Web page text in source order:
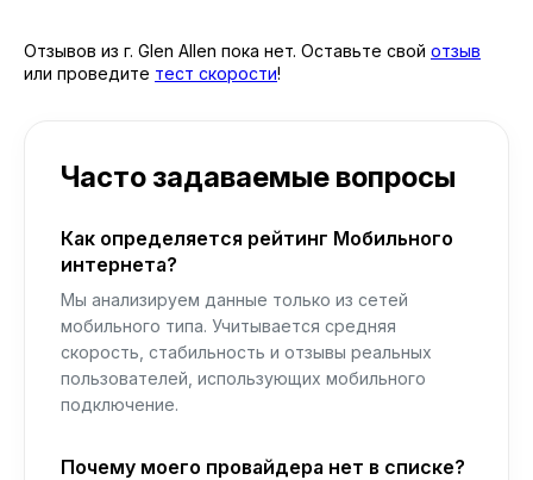
Отзывов из г. Glen Allen пока нет. Оставьте свой отзыв
или проведите тест скорости!
Часто задаваемые вопросы
Как определяется рейтинг Мобильного
интернета?
Мы анализируем данные только из сетей
мобильного типа. Учитывается средняя
скорость, стабильность и отзывы реальных
пользователей, использующих мобильного
подключение.
Почему моего провайдера нет в списке?